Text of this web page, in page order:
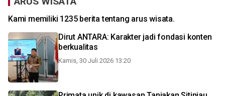
Kami memiliki 1235 berita tentang arus wisata.
Dirut ANTARA: Karakter jadi fondasi konten
berkualitas
Kamis, 30 Juli 2026 13:20